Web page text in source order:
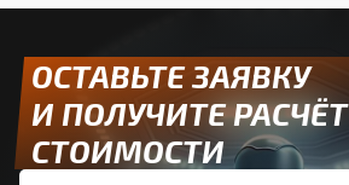
ОСТАВЬТЕ ЗАЯВКУ
И ПОЛУЧИТЕ РАСЧЁТ
СТОИМОСТИ